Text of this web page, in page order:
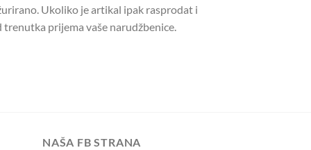
Ukoliko je artikal ipak rasprodat i
trenutka prijema vaše narudžbenice.
NAŠA FB STRANA